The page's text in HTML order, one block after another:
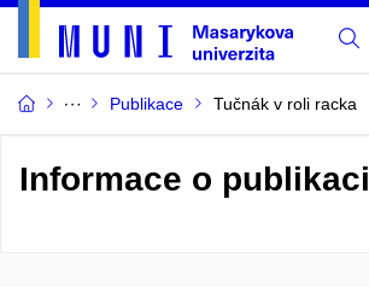
Publikace Tučnák v roli racka
Informace o publikaci